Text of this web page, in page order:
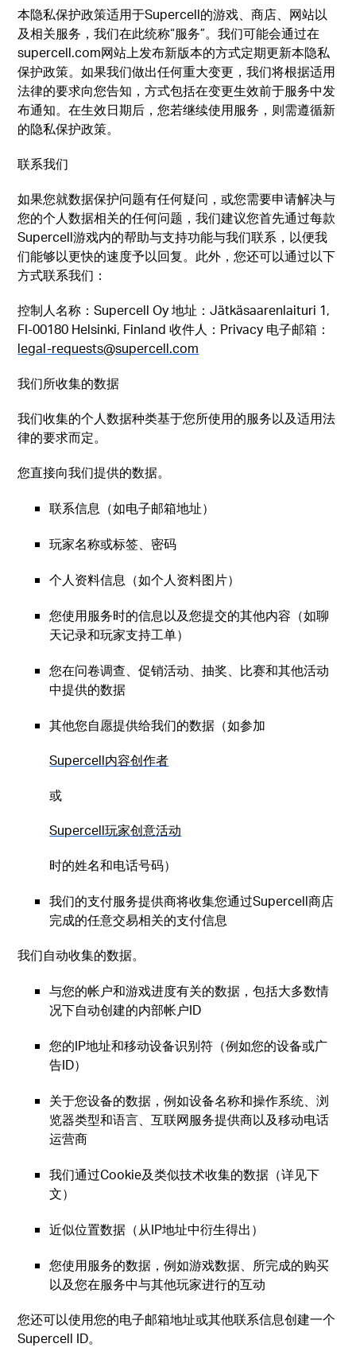
本隐私保护政策适用于Supercell的游戏、商店、网站以
及相关服务，我们在此统称“服务”。我们可能会通过在
supercell.com网站上发布新版本的方式定期更新本隐私
保护政策。如果我们做出任何重大变更，我们将根据适用
法律的要求向您告知，方式包括在变更生效前于服务中发
布通知。在生效日期后，您若继续使用服务，则需遵循新
的隐私保护政策。
联系我们
如果您就数据保护问题有任何疑问，或您需要申请解决与
您的个人数据相关的任何问题，我们建议您首先通过每款
Supercell游戏内的帮助与支持功能与我们联系，以便我
们能够以更快的速度予以回复。此外，您还可以通过以下
方式联系我们：
控制人名称：Supercell Oy 地址：Jätkäsaarenlaituri 1,
FI-00180 Helsinki, Finland 收件人：Privacy 电子邮箱：
legal-requests@supercell.com
我们所收集的数据
我们收集的个人数据种类基于您所使用的服务以及适用法
律的要求而定。
您直接向我们提供的数据。
联系信息（如电子邮箱地址）
玩家名称或标签、密码
个人资料信息（如个人资料图片）
您使用服务时的信息以及您提交的其他内容（如聊
天记录和玩家支持工单）
您在问卷调查、促销活动、抽奖、比赛和其他活动
中提供的数据
其他您自愿提供给我们的数据（如参加
Supercell内容创作者
或
Supercell玩家创意活动
时的姓名和电话号码）
我们的支付服务提供商将收集您通过Supercell商店
完成的任意交易相关的支付信息
我们自动收集的数据。
与您的帐户和游戏进度有关的数据，包括大多数情
况下自动创建的内部帐户ID
您的IP地址和移动设备识别符（例如您的设备或广
告ID）
关于您设备的数据，例如设备名称和操作系统、浏
览器类型和语言、互联网服务提供商以及移动电话
运营商
我们通过Cookie及类似技术收集的数据（详见下
文）
近似位置数据（从IP地址中衍生得出）
您使用服务的数据，例如游戏数据、所完成的购买
以及您在服务中与其他玩家进行的互动
您还可以使用您的电子邮箱地址或其他联系信息创建一个
Supercell ID。